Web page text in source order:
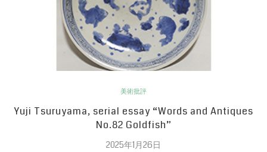
美術批評
Yuji Tsuruyama, serial essay “Words and Antiques
No.82 Goldfish”
2025年1月26日